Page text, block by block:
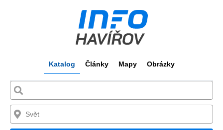
Katalog Články Mapy Obrázky